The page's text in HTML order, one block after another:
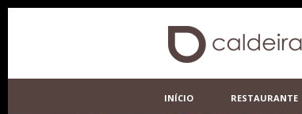
INÍCIO RESTAURANTE